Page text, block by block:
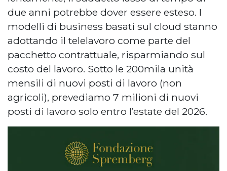
due anni potrebbe dover essere esteso. I
modelli di business basati sul cloud stanno
adottando il telelavoro come parte del
pacchetto contrattuale, risparmiando sul
costo del lavoro. Sotto le 200mila unità
mensili di nuovi posti di lavoro (non
agricoli), prevediamo 7 milioni di nuovi
posti di lavoro solo entro l’estate del 2026.